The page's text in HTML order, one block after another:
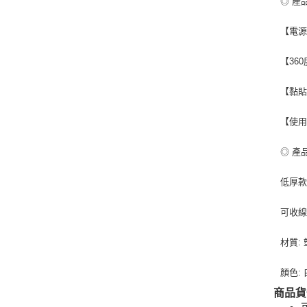
【電
【
【黏
【使
◎ 產
低厚
可收
材質:
顏色:
商品